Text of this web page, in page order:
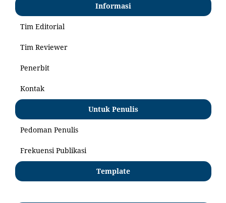
Informasi
Tim Editorial
Tim Reviewer
Penerbit
Kontak
Untuk Penulis
Pedoman Penulis
Frekuensi Publikasi
Template